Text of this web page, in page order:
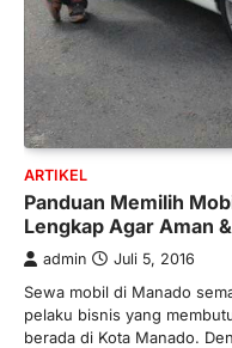
ARTIKEL
Panduan Memilih
Lengkap Agar Aman
admin Juli 5, 2016
Sewa mobil di Manado
pelaku bisnis yang
berada di Kota Manado.